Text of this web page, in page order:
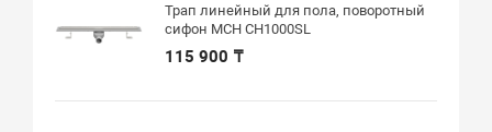
Трап линейный для пола, поворотный
сифон MCH CH1000SL
115 900 ₸